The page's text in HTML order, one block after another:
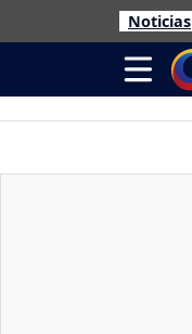
Noticias